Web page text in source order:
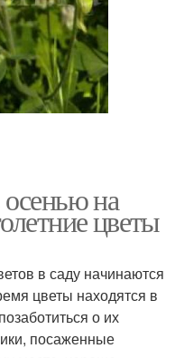
на
цветы
в саду начинаются
цветы находятся в
о их
посаженные